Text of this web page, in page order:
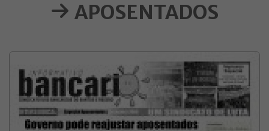
APOSENTADOS